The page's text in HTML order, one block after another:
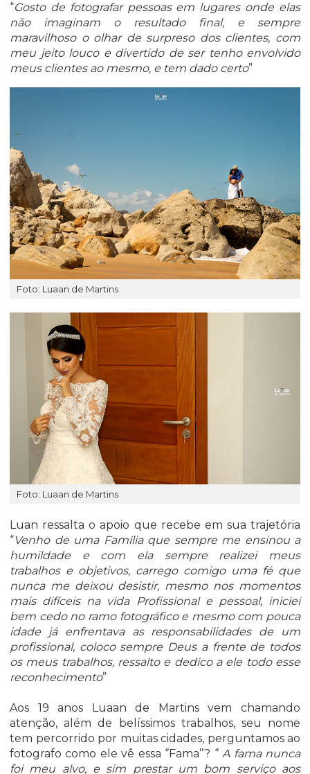
“Gosto de fotografar pessoas em lugares onde elas
não imaginam o resultado final, e sempre
maravilhoso o olhar de surpreso dos clientes, com
meu jeito louco e divertido de ser tenho envolvido
meus clientes ao mesmo, e tem dado certo”
Foto: Luaan de Martins
Foto: Luaan de Martins
Luan ressalta o apoio que recebe em sua trajetória
“Venho de uma Família que sempre me ensinou a
humildade e com ela sempre realizei meus
trabalhos e objetivos, carrego comigo uma fé que
nunca me deixou desistir, mesmo nos momentos
mais difíceis na vida Profissional e pessoal, iniciei
bem cedo no ramo fotográfico e mesmo com pouca
idade já enfrentava as responsabilidades de um
profissional, coloco sempre Deus a frente de todos
os meus trabalhos, ressalto e dedico a ele todo esse
reconhecimento”
Aos 19 anos Luaan de Martins vem chamando
atenção, além de belíssimos trabalhos, seu nome
tem percorrido por muitas cidades, perguntamos ao
fotografo como ele vê essa ‘’Fama’’? ‘’A fama nunca
foi meu alvo, e sim prestar um bom serviço aos